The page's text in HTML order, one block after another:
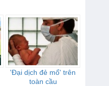
'Đại dịch đẻ mổ' trên
toàn cầu